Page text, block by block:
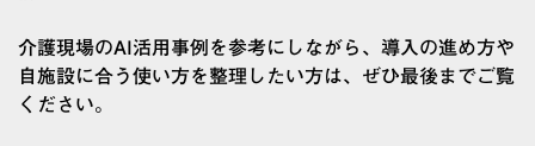
介護現場のAI活用事例を参考にしながら、導入の進め方や
自施設に合う使い方を整理したい方は、ぜひ最後までご覧
ください。